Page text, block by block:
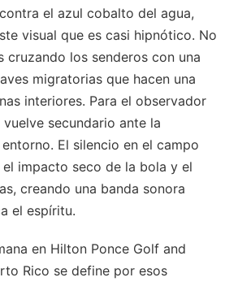
el azul cobalto del agua,
visual que es casi hipnótico. No
cruzando los senderos con una
migratorias que hacen una
interiores. Para el observador
secundario ante la
El silencio en el campo
impacto seco de la bola y el
creando una banda sonora
el espíritu.
en Hilton Ponce Golf and
Rico se define por esos